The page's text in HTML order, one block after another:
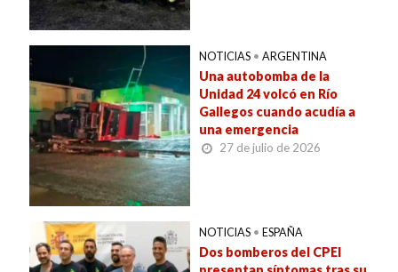
NOTICIAS • ARGENTINA
Una autobomba de la
Unidad 24 volcó en Río
Gallegos cuando acudía a
una emergencia
27 de julio de 2026
NOTICIAS • ESPAÑA
Dos bomberos del CPEI